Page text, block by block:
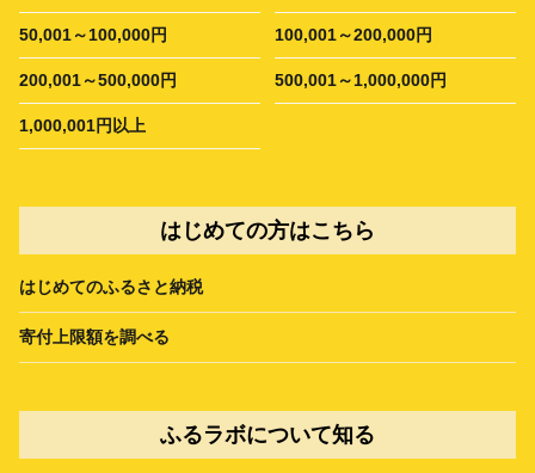
50,001～100,000円 100,001～200,000円
200,001～500,000円 500,001～1,000,000円
1,000,001円以上
はじめての方はこちら
はじめてのふるさと納税
寄付上限額を調べる
ふるラボについて知る